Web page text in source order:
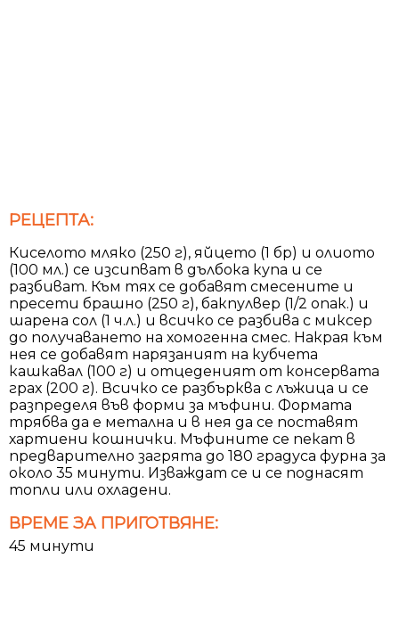
РЕЦЕПТА:
Киселото мляко (250 г), яйцето (1 бр) и олиото
(100 мл.) се изсипват в дълбока купа и се
разбиват. Към тях се добавят смесените и
пресети брашно (250 г), бакпулвер (1/2 опак.) и
шарена сол (1 ч.л.) и всичко се разбива с миксер
до получаването на хомогенна смес. Накрая към
нея се добавят нарязаният на кубчета
кашкавал (100 г) и отцеденият от консервата
грах (200 г). Всичко се разбърква с лъжица и се
разпределя във форми за мъфини. Формата
трябва да е метална и в нея да се поставят
хартиени кошнички. Мъфините се пекат в
предварително загрята до 180 градуса фурна за
около 35 минути. Изваждат се и се поднасят
топли или охладени.
ВРЕМЕ ЗА ПРИГОТВЯНЕ:
45 минути